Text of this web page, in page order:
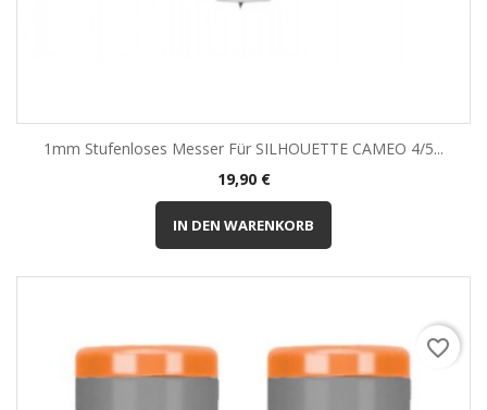
1mm Stufenloses Messer Für SILHOUETTE CAMEO 4/5...
Preis
19,90 €
IN DEN WARENKORB
favorite_border